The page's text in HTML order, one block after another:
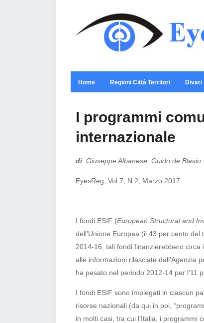
Home Regioni Città Territori Divari
I programmi
internazionale
di: Giuseppe Albanese, Guido de Blasio
EyesReg, Vol.7, N.2, Marzo 2017
I fondi ESIF (European Structural and
dell’Unione Europea (il 43 per cento
2014-16, tali fondi finanzierebbero circa
alle informazioni rilasciate dall’Agenzia
ha pesato nel periodo 2012-14 per l’11
I fondi ESIF sono impiegati in ciascun
risorse nazionali (da qui in poi,
in molti casi, tra cui l’Italia, i programmi